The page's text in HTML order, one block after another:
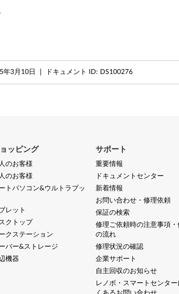
年3月10日 ドキュメント ID: DS100276
ッピング
のお客様
のお客様
トパソコン&ウルトラブッ
レット
クトップ
クステーション
バー&ストレージ
機器
サポート
重要情報
ドキュメントセンター
新着情報
お問い合わせ・修理依頼
保証の検索
修理ご依頼時の注意事項・
の流れ
修理状況の確認
企業サポート
自主回収のお知らせ
レノボ・スマートセンター